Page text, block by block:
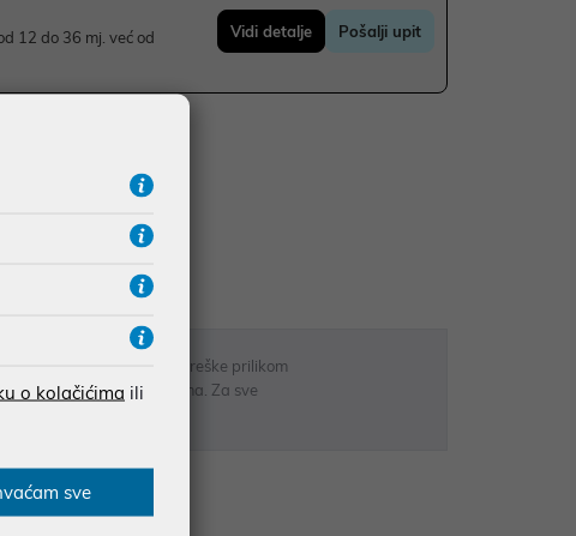
12 do 36 mj. već od Vidi detalje Pošalji upit
u opisu proizvoda, greške prilikom
odgovarati artiklima. Za sve
o kolačićima ili
sve